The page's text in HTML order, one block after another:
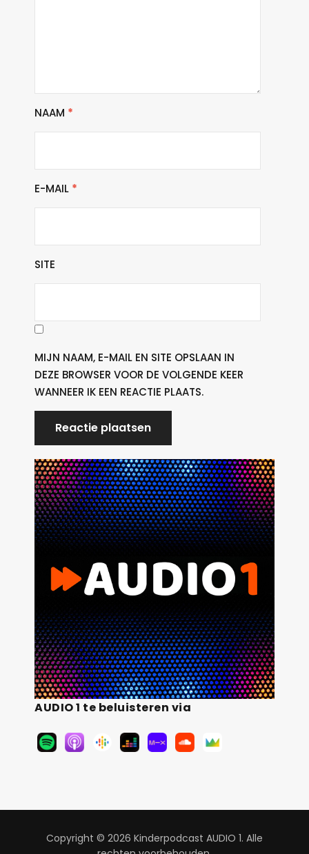
NAAM *
E-MAIL *
SITE
MIJN NAAM, E-MAIL EN SITE OPSLAAN IN
DEZE BROWSER VOOR DE VOLGENDE KEER
WANNEER IK EEN REACTIE PLAATS.
AUDIO 1 te beluisteren via
Copyright © 2026 Kinderpodcast AUDIO 1. Alle